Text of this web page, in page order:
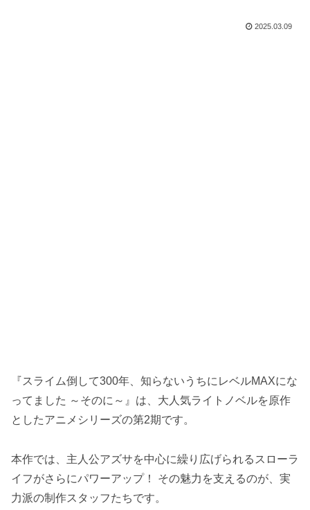
2025.03.09
『スライム倒して300年、知らないうちにレベルMAXにな
ってました ～そのに～』は、大人気ライトノベルを原作
としたアニメシリーズの第2期です。
本作では、主人公アズサを中心に繰り広げられるスローラ
イフがさらにパワーアップ！ その魅力を支えるのが、実
力派の制作スタッフたちです。